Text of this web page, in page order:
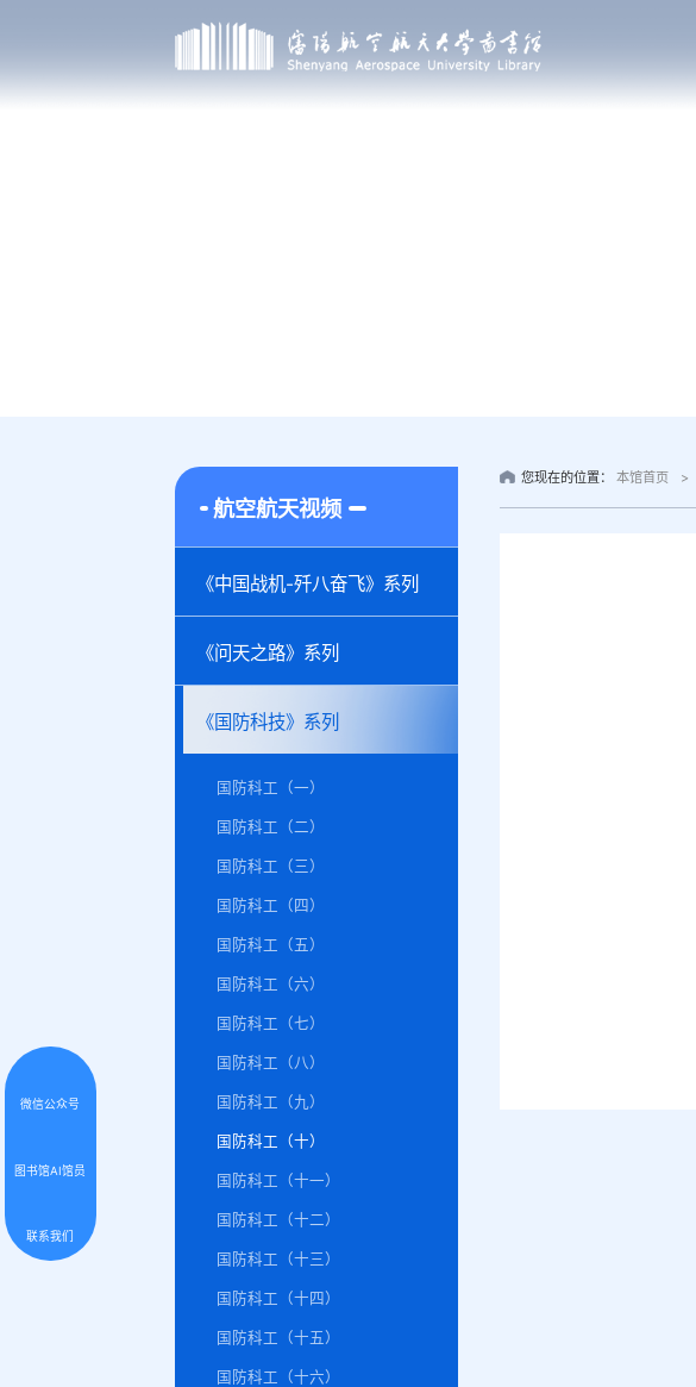
航空航天视频
《中国战机-歼八奋飞》系列
《问天之路》系列
《国防科技》系列
国防科工（一）
国防科工（二）
国防科工（三）
国防科工（四）
国防科工（五）
国防科工（六）
国防科工（七）
国防科工（八）
国防科工（九）
国防科工（十）
国防科工（十一）
国防科工（十二）
国防科工（十三）
国防科工（十四）
国防科工（十五）
国防科工（十六）
您现在的位置： 本馆首页
微信公众号
图书馆AI馆员
联系我们